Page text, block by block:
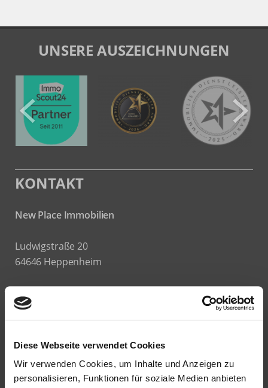
Diese Webseite verwendet Cookies
Wir verwenden Cookies, um Inhalte und Anzeigen zu
personalisieren, Funktionen für soziale Medien anbieten
UNSERE AUSZEICHNUNGEN
KONTAKT
New Place Immobilien
Ludwigstraße 20
64646 Heppenheim
Fax: +49 6252-305 89 42
E-Mail:info@new-place-immobilien.com